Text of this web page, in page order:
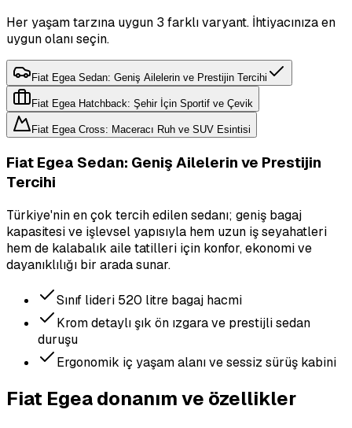
Her yaşam tarzına uygun 3 farklı varyant. İhtiyacınıza en
uygun olanı seçin.
Fiat Egea Sedan: Geniş Ailelerin ve Prestijin Tercihi
Fiat Egea Hatchback: Şehir İçin Sportif ve Çevik
Fiat Egea Cross: Maceracı Ruh ve SUV Esintisi
Fiat Egea Sedan: Geniş Ailelerin ve Prestijin
Tercihi
Türkiye'nin en çok tercih edilen sedanı; geniş bagaj
kapasitesi ve işlevsel yapısıyla hem uzun iş seyahatleri
hem de kalabalık aile tatilleri için konfor, ekonomi ve
dayanıklılığı bir arada sunar.
Sınıf lideri 520 litre bagaj hacmi
Krom detaylı şık ön ızgara ve prestijli sedan
duruşu
Ergonomik iç yaşam alanı ve sessiz sürüş kabini
Fiat Egea donanım ve özellikler